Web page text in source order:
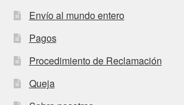
Envío al mundo entero
Pagos
Procedimiento de Reclamación
Queja